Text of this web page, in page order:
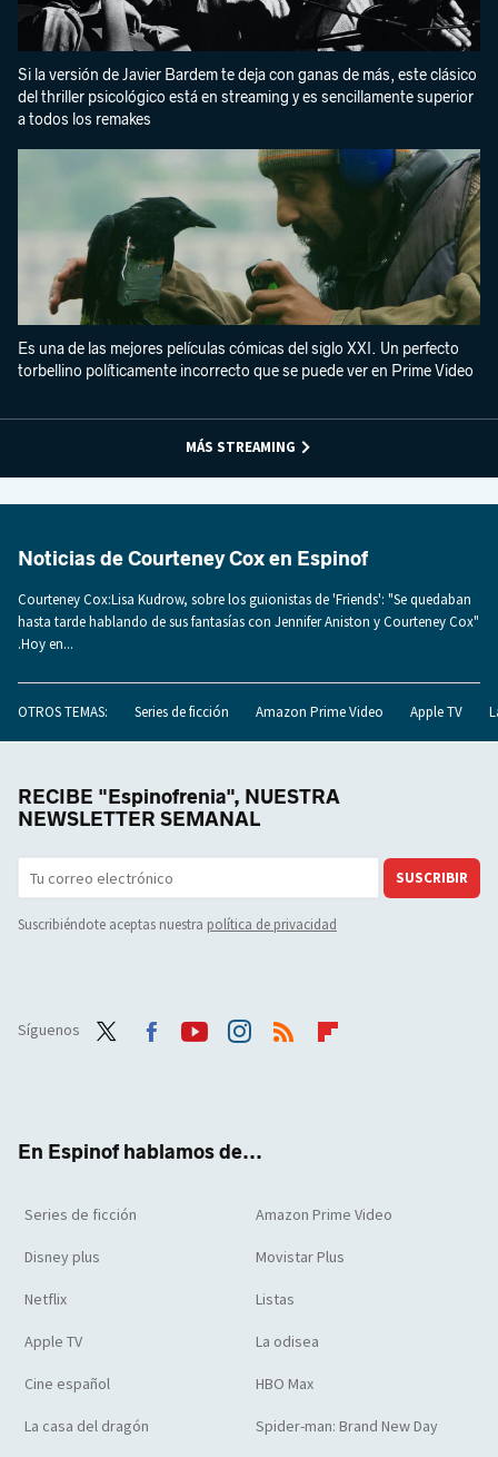
Si la versión de Javier Bardem te deja con ganas de más, este clásico
del thriller psicológico está en streaming y es sencillamente superior
a todos los remakes
Es una de las mejores películas cómicas del siglo XXI. Un perfecto
torbellino políticamente incorrecto que se puede ver en Prime Video
MÁS STREAMING
Noticias de Courteney Cox en Espinof
Courteney Cox:Lisa Kudrow, sobre los guionistas de 'Friends': "Se quedaban
hasta tarde hablando de sus fantasías con Jennifer Aniston y Courteney Cox"
.Hoy en...
OTROS TEMAS: Series de ficción Amazon Prime Video Apple TV
RECIBE "Espinofrenia", NUESTRA
NEWSLETTER SEMANAL
SUSCRIBIR
Suscribiéndote aceptas nuestra política de privacidad
Síguenos
En Espinof hablamos de...
Series de ficción Amazon Prime Video
Disney plus Movistar Plus
Netflix Listas
Apple TV La odisea
Cine español HBO Max
La casa del dragón Spider-man: Brand New Day